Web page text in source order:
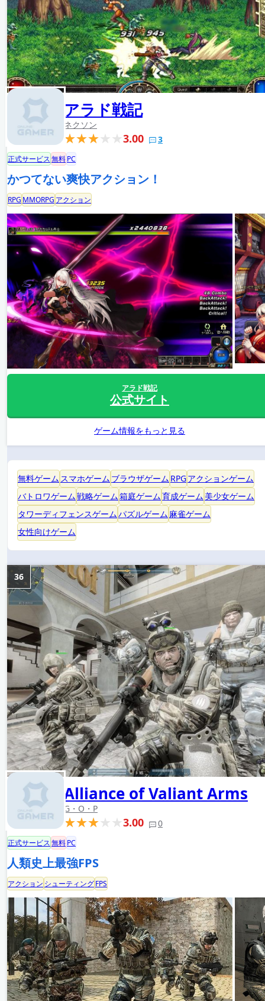
アラド戦記
ネクソン
3.00 3
正式サービス無料PC
かつてない爽快アクション！
RPG MMORPG アクション
アラド戦記
公式サイト
ゲーム情報をもっと見る
無料ゲーム スマホゲーム ブラウザゲーム RPGアクションゲーム
バトロワゲーム戦略ゲーム箱庭ゲーム育成ゲーム 美少女ゲーム
タワーディフェンスゲームパズルゲーム 麻雀ゲーム
女性向けゲーム
Alliance of Valiant Arms
G・O・P
3.00 0
36
正式サービス無料PC
人類史上最強FPS
アクション シューティングFPS